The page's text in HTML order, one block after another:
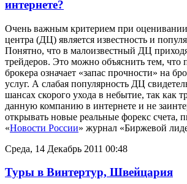
интернете?
Очень важным критерием при
центра (ДЦ) является известность и
Понятно, что в малоизвестный ДЦ
трейдеров. Это можно объяснить тем, что
брокера означает «запас прочности» на
услуг. А слабая популярность ДЦ
шансах скорого ухода в небытие, так как
данную компанию в интернете и не
открывать новые реальные форекс счета,
«Новости России» журнал «Биржевой
Среда, 14 Декабрь 2011 00:48
Туры в Винтертур, Швейцария